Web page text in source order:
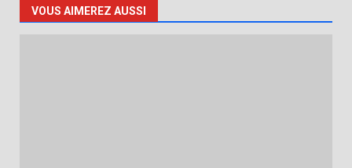
VOUS AIMEREZ AUSSI